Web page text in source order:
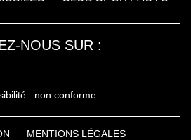
NOUS SUR :
: non conforme
MENTIONS LÉGALES